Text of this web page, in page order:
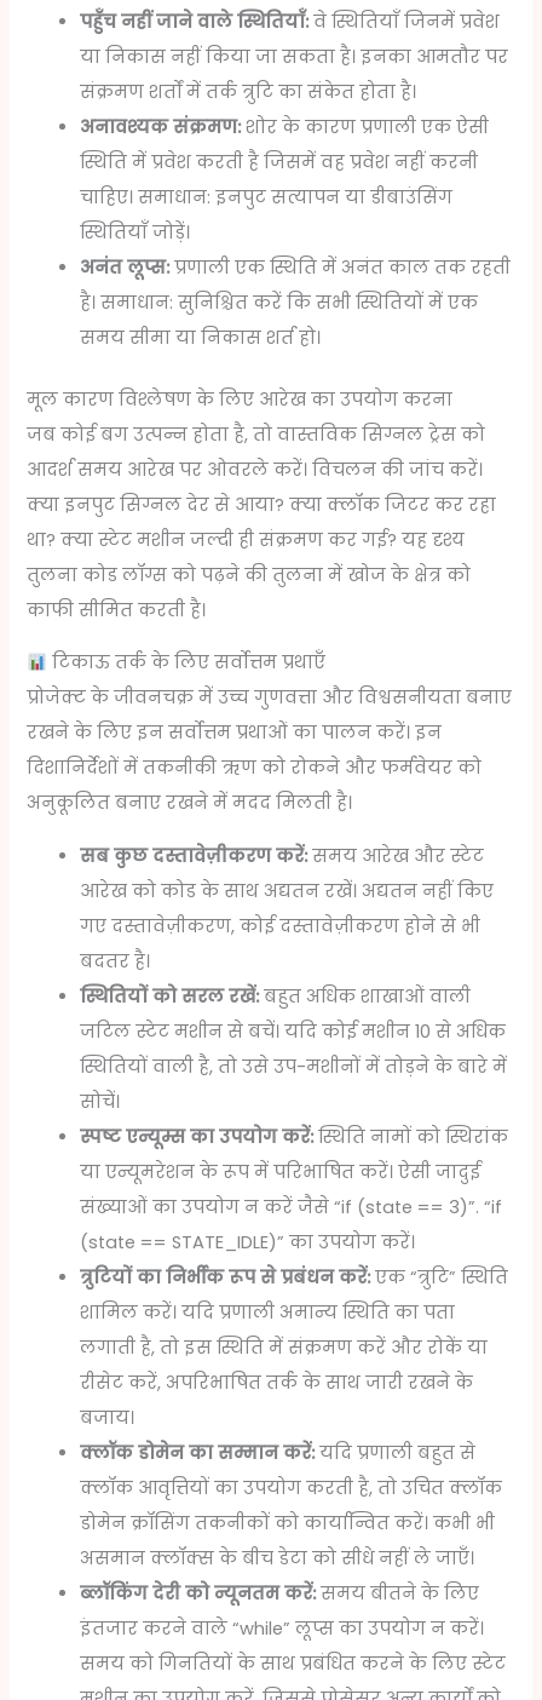
पहुँच नहीं जाने वाले स्थितियाँ:वे स्थितियाँ जिनमें प्रवेश
या निकास नहीं किया जा सकता है। इनका आमतौर पर
संक्रमण शर्तों में तर्क त्रुटि का संकेत होता है।
अनावश्यक संक्रमण:शोर के कारण प्रणाली एक ऐसी
स्थिति में प्रवेश करती है जिसमें वह प्रवेश नहीं करनी
चाहिए। समाधान: इनपुट सत्यापन या डीबाउंसिंग
स्थितियाँ जोड़ें।
अनंत लूप्स:प्रणाली एक स्थिति में अनंत काल तक रहती
है। समाधान: सुनिश्चित करें कि सभी स्थितियों में एक
समय सीमा या निकास शर्त हो।
मूल कारण विश्लेषण के लिए आरेख का उपयोग करना
जब कोई बग उत्पन्न होता है, तो वास्तविक सिग्नल ट्रेस को
आदर्श समय आरेख पर ओवरले करें। विचलन की जांच करें।
क्या इनपुट सिग्नल देर से आया? क्या क्लॉक जिटर कर रहा
था? क्या स्टेट मशीन जल्दी ही संक्रमण कर गई? यह दृश्य
तुलना कोड लॉग्स को पढ़ने की तुलना में खोज के क्षेत्र को
काफी सीमित करती है।
टिकाऊ तर्क के लिए सर्वोत्तम प्रथाएँ
प्रोजेक्ट के जीवनचक्र में उच्च गुणवत्ता और विश्वसनीयता बनाए
रखने के लिए इन सर्वोत्तम प्रथाओं का पालन करें। इन
दिशानिर्देशों में तकनीकी ऋण को रोकने और फर्मवेयर को
अनुकूलित बनाए रखने में मदद मिलती है।
सब कुछ दस्तावेज़ीकरण करें:समय आरेख और स्टेट
आरेख को कोड के साथ अद्यतन रखें। अद्यतन नहीं किए
गए दस्तावेज़ीकरण, कोई दस्तावेज़ीकरण होने से भी
बदतर है।
स्थितियों को सरल रखें:बहुत अधिक शाखाओं वाली
जटिल स्टेट मशीन से बचें। यदि कोई मशीन 10 से अधिक
स्थितियों वाली है, तो उसे उप-मशीनों में तोड़ने के बारे में
सोचें।
स्पष्ट एन्यूम्स का उपयोग करें:स्थिति नामों को स्थिरांक
या एन्यूमरेशन के रूप में परिभाषित करें। ऐसी जादुई
संख्याओं का उपयोग न करें जैसे “if (state == 3)”. “if
(state == STATE_IDLE)” का उपयोग करें।
त्रुटियों का निर्भीक रूप से प्रबंधन करें:एक “त्रुटि” स्थिति
शामिल करें। यदि प्रणाली अमान्य स्थिति का पता
लगाती है, तो इस स्थिति में संक्रमण करें और रोकें या
रीसेट करें, अपरिभाषित तर्क के साथ जारी रखने के
बजाय।
क्लॉक डोमेन का सम्मान करें:यदि प्रणाली बहुत से
क्लॉक आवृत्तियों का उपयोग करती है, तो उचित क्लॉक
डोमेन क्रॉसिंग तकनीकों को कार्यान्वित करें। कभी भी
असमान क्लॉक्स के बीच डेटा को सीधे नहीं ले जाएँ।
ब्लॉकिंग देरी को न्यूनतम करें:समय बीतने के लिए
इंतजार करने वाले “while” लूप्स का उपयोग न करें।
समय को गिनतियों के साथ प्रबंधित करने के लिए स्टेट